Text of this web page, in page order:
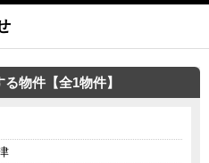
物件【全1物件】